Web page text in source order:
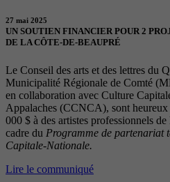
27 mai 2025
UN SOUTIEN FINANCIER POUR 2
DE LA CÔTE-DE-BEAUPRÉ
Le Conseil des arts et des lettres du
Municipalité Régionale de Comté
en collaboration avec Culture
Appalaches (CCNCA), sont heureux
000 $ à des artistes professionnels
cadre du Programme de partenariat
Capitale-Nationale.
Lire le communiqué